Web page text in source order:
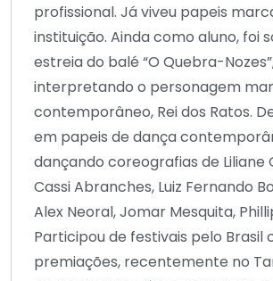
profissional. Já viveu papeis
instituição. Ainda como aluno, foi
estreia do balé “O Quebra-
interpretando o personagem
contemporâneo, Rei dos Ratos.
em papeis de dança
dançando coreografias de Liliane
Cassi Abranches, Luiz Fernando
Alex Neoral, Jomar Mesquita,
Participou de festivais pelo Brasil
premiações, recentemente no